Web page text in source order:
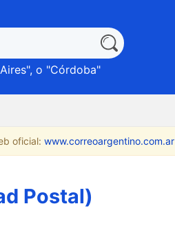
", o "Córdoba"
oficial: www.correoargentino.com.ar
Postal)